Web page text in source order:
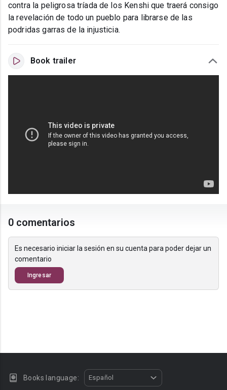
contra la peligrosa tríada de los Kenshi que traerá consigo
la revelación de todo un pueblo para librarse de las
podridas garras de la injusticia.
Book trailer
0 comentarios
Es necesario iniciar la sesión en su cuenta para poder dejar un
comentario
Ingresar
Books language: Español